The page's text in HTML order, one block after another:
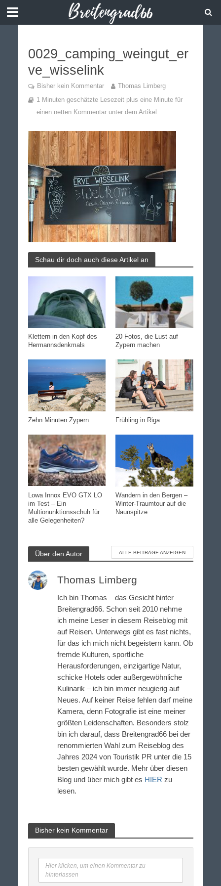
0029_camping_weingut_er
ve_wisselink
Bisher kein Kommentar
Thomas Limberg
1 Minuten geschätzte Lesezeit plus eine Minute für
einen netten Kommentar unter dem Artikel
Schau dir doch auch diese Artikel an
Klettern in den Kopf des
Hermannsdenkmals
20 Fotos, die Lust auf
Zypern machen
Zehn Minuten Zypern Frühling in Riga
Lowa Innox EVO GTX LO
im Test – Ein
Multionunktionsschuh für
alle Gelegenheiten?
Wandern in den Bergen –
Winter-Traumtour auf die
Naunspitze
Über den Autor ALLE BEITRÄGE ANZEIGEN
Thomas Limberg
Ich bin Thomas – das Gesicht hinter
Breitengrad66. Schon seit 2010 nehme
ich meine Leser in diesem Reiseblog mit
auf Reisen. Unterwegs gibt es fast nichts,
für das ich mich nicht begeistern kann. Ob
fremde Kulturen, sportliche
Herausforderungen, einzigartige Natur,
schicke Hotels oder außergewöhnliche
Kulinarik – ich bin immer neugierig auf
Neues. Auf keiner Reise fehlen darf meine
Kamera, denn Fotografie ist eine meiner
größten Leidenschaften. Besonders stolz
bin ich darauf, dass Breitengrad66 bei der
renommierten Wahl zum Reiseblog des
Jahres 2024 von Touristik PR unter die 15
besten gewählt wurde. Mehr über diesen
Blog und über mich gibt es HIER zu
lesen.
Bisher kein Kommentar
Hier klicken, um einen Kommentar zu
hinterlassen